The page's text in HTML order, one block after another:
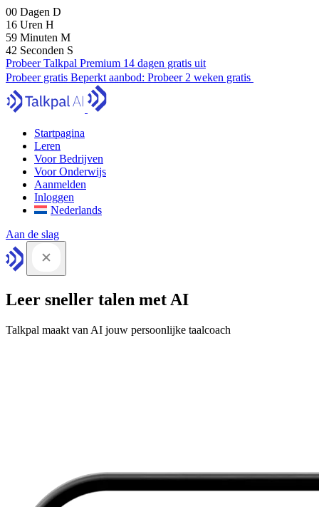
00 Dagen D
16 Uren H
59 Minuten M
41 Seconden S
Probeer Talkpal Premium 14 dagen gratis uit
Probeer gratis Beperkt aanbod: Probeer 2 weken gratis
Startpagina
Leren
Voor Bedrijven
Voor Onderwijs
Aanmelden
Inloggen
Nederlands
Aan de slag
Leer sneller talen met AI
Talkpal maakt van AI jouw persoonlijke taalcoach